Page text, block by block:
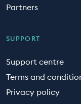
Partners
SUPPORT
Support centre
Terms and
Privacy policy